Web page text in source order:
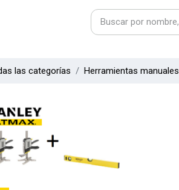
las categorías Herramientas manuales